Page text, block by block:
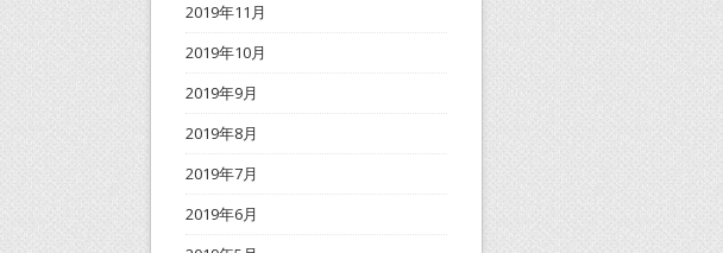
2019年11月
2019年10月
2019年9月
2019年8月
2019年7月
2019年6月